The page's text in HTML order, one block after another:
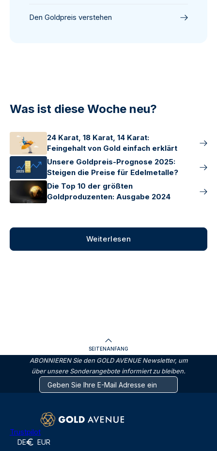
Den Goldpreis verstehen
Was ist diese Woche neu?
24 Karat, 18 Karat, 14 Karat:
Feingehalt von Gold einfach erklärt
Unsere Goldpreis-Prognose 2025:
Steigen die Preise für Edelmetalle?
Die Top 10 der größten
Goldproduzenten: Ausgabe 2024
Weiterlesen
SEITENANFANG
ABONNIEREN Sie den GOLD AVENUE Newsletter, um
über unsere Sonderangebote informiert zu bleiben.
Trustpilot
DE EUR